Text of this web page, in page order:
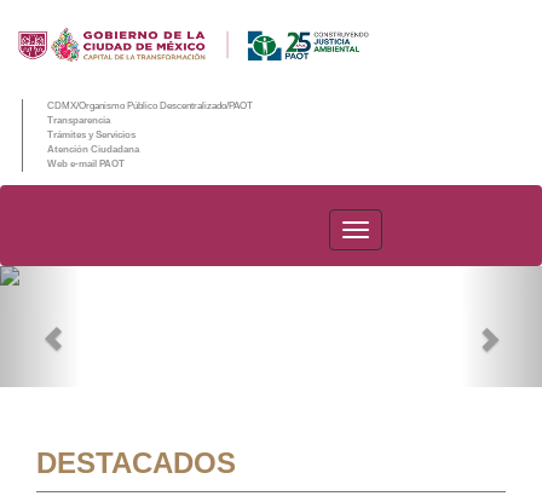
CDMX/Organismo Público Descentralizado/PAOT
Transparencia
Trámites y Servicios
Atención Ciudadana
Web e-mail PAOT
PAOT
DESTACADOS